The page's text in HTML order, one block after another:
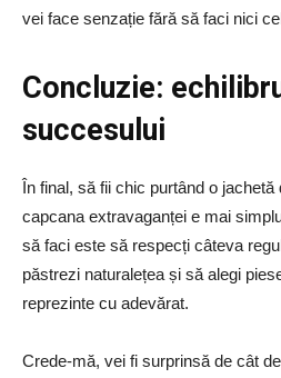
vei face senzație fără să faci nici
Concluzie:
succesului
În final, să fii chic purtând o
capcana extravaganței e mai
să faci este să respecți câteva
păstrezi naturalețea și să alegi
reprezinte cu adevărat.
Crede-mă, vei fi surprinsă de cât